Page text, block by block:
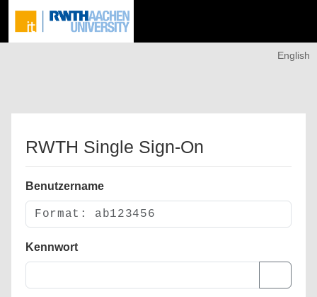
English
RWTH Single Sign-On
Benutzername
Kennwort